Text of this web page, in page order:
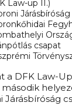
Law-up II.)
Járásbíróság
csapat
a DFK Law-
Járásbíróság